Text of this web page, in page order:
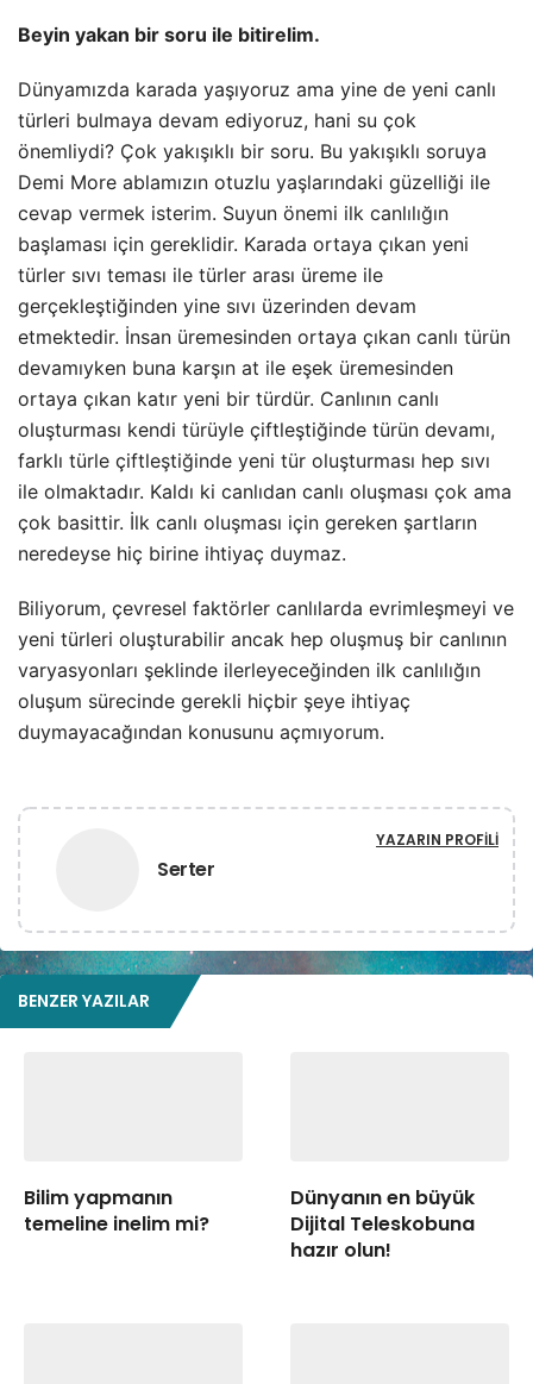
Beyin yakan bir soru ile bitirelim.
Dünyamızda karada yaşıyoruz ama yine de yeni canlı
türleri bulmaya devam ediyoruz, hani su çok
önemliydi? Çok yakışıklı bir soru. Bu yakışıklı soruya
Demi More ablamızın otuzlu yaşlarındaki güzelliği ile
cevap vermek isterim. Suyun önemi ilk canlılığın
başlaması için gereklidir. Karada ortaya çıkan yeni
türler sıvı teması ile türler arası üreme ile
gerçekleştiğinden yine sıvı üzerinden devam
etmektedir. İnsan üremesinden ortaya çıkan canlı türün
devamıyken buna karşın at ile eşek üremesinden
ortaya çıkan katır yeni bir türdür. Canlının canlı
oluşturması kendi türüyle çiftleştiğinde türün devamı,
farklı türle çiftleştiğinde yeni tür oluşturması hep sıvı
ile olmaktadır. Kaldı ki canlıdan canlı oluşması çok ama
çok basittir. İlk canlı oluşması için gereken şartların
neredeyse hiç birine ihtiyaç duymaz.
Biliyorum, çevresel faktörler canlılarda evrimleşmeyi ve
yeni türleri oluşturabilir ancak hep oluşmuş bir canlının
varyasyonları şeklinde ilerleyeceğinden ilk canlılığın
oluşum sürecinde gerekli hiçbir şeye ihtiyaç
duymayacağından konusunu açmıyorum.
Serter
YAZARIN PROFILI
BENZER YAZILAR
Bilim yapmanın
temeline inelim mi?
Dünyanın en büyük
Dijital Teleskobuna
hazır olun!